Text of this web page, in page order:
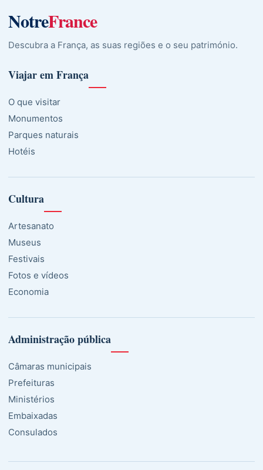
NotreFrance
Descubra a França, as suas regiões e o seu património.
Viajar em França
O que visitar
Monumentos
Parques naturais
Hotéis
Cultura
Artesanato
Museus
Festivais
Fotos e vídeos
Economia
Administração pública
Câmaras municipais
Prefeituras
Ministérios
Embaixadas
Consulados